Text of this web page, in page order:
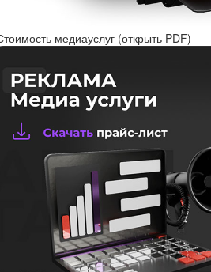
медиауслуг (открыть PDF) -